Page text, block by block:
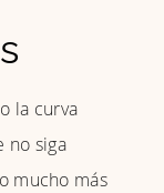
la curva
no siga
mucho más